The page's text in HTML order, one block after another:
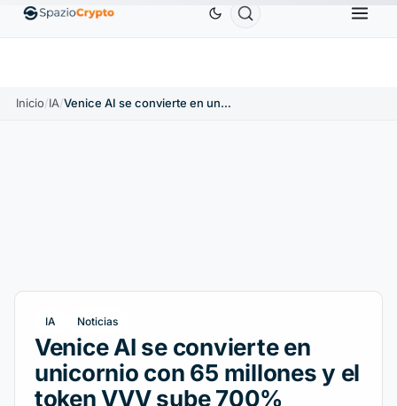
EthereumETH1880,58 US$ TetherUSDT ↑0.00%
Inicio/IA/ Venice AI se convierte en unicornio con 65 millones y el token VVV sube 700%
IA Noticias
Venice AI se convierte en
unicornio con 65 millones y el
token VVV sube 700%